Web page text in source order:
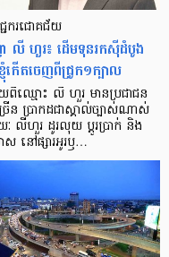
ករជោគជ័យ
លី ហួរ៖ ដើមទុនរកស៊ីដំបូង
កើតចេញពីជ្រូក១ក្បាល
ពី​ឈ្មោះ លី ហួរ មាន​ប្រជាជន​
ើន ប្រាកដ​ជា​ស្គាល់​ច្បាស់​ណាស់
ៈ លីហួរ ដូរ​លុយ ប្តូរ​បា្រក់ និង​
នៅ​ផ្សារ​អូរ​ឫ…